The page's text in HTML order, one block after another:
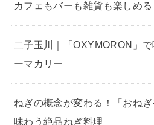
カフェもバーも雑貨も楽しめる
二子玉川｜「OXYMORON」
ーマカリー
ねぎの概念が変わる！「おね
味わう絶品ねぎ料理